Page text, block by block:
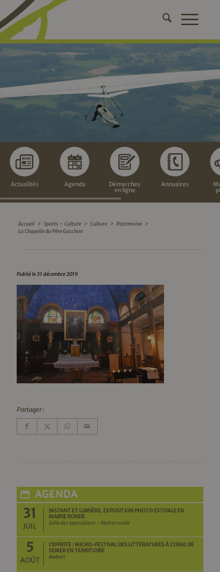
Actualités Agenda
Démarches
en ligne
Annuaires
Accueil > Sports – Culture > Culture > Patrimoine >
La Chapelle du Père Gaschon
Publié le 31 décembre 2019
Partager :
AGENDA
31
JUIL
INSTANT ET LUMIÈRE. EXPOSITION PHOTO ESTIVALE EN
MAIRIE RONDE
Salle des expositions - Mairie ronde
5
AOÛT
L’EFFRITE : MICRO-FESTIVAL DES LITTÉRATURES À L’ORAL DE
SEMER EN TERRITOIRE
Ambert